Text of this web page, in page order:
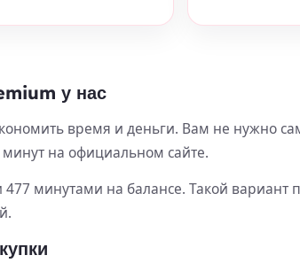
у нас
время и деньги. Вам не нужно
на официальном сайте.
минутами на балансе. Такой вариант